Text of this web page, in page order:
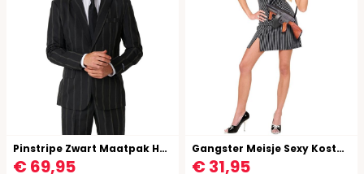
Pinstripe Zwart Maatpak Heren
€ 69,95
Gangster Meisje Sexy Kostuum
€ 31,95